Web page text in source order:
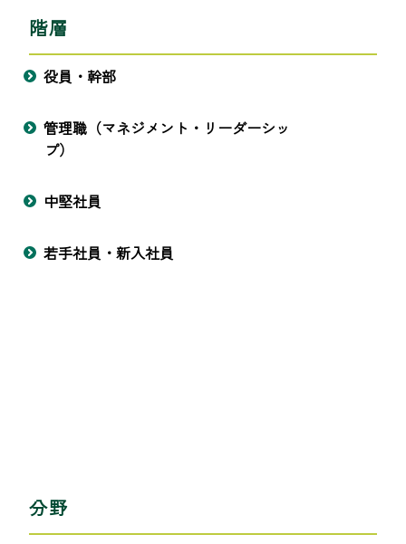
階層
役員・幹部
管理職（マネジメント・リーダーシッ
プ）
中堅社員
若手社員・新入社員
分野